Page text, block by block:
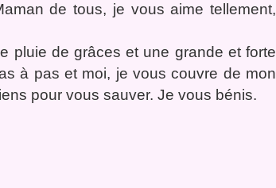
de tous, je vous aime tellement,
pluie de grâces et une grande et forte
à pas et moi, je vous couvre de mon
pour vous sauver. Je vous bénis.